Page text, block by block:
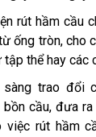
rút hầm cầu
ống tròn, cho
thể hay các
trao đổi
bồn cầu, đưa
việc rút hầm